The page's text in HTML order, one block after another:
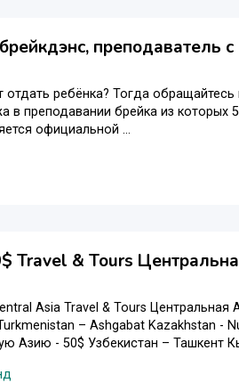
преподаватель
отдать ребёнка? Тогда
в преподавании брейка из
официальной ...
Travel & Tours
Asia Travel & Tours
– Ashgabat Kazakhstan -
Азию - 50$ Узбекистан – Ташкент